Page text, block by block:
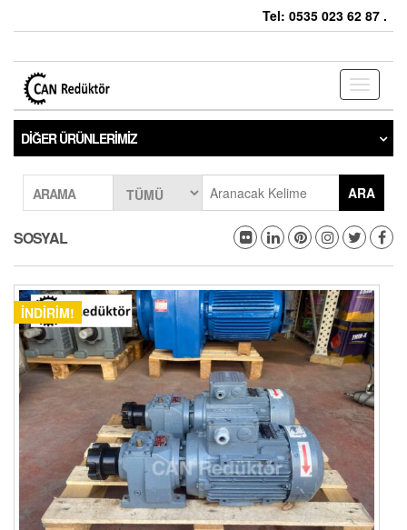
Tel: 0535 023 62 87 .
Toggle
DIĞER ÜRÜNLERIMIZ
ARAMA ARA
SOSYAL
İNDIRIM!